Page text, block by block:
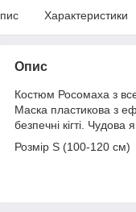
Характеристики
Опис
Костюм Росомаха з
Маска пластикова з
безпечні кігті.
Розмір S (100-120 см)